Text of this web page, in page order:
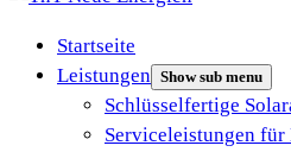
Startseite
Leistungen Show sub menu
Schlüsselfertige
Serviceleistungen für